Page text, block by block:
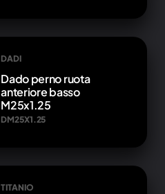
DADI
Dado perno ruota
anteriore basso
M25x1.25
DM25X1.25
TITANIO